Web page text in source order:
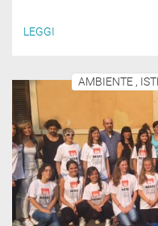
LEGGI
AMBIENTE ,